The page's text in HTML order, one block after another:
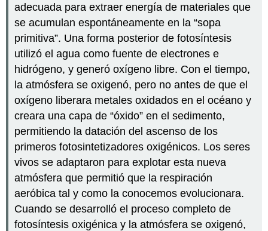
adecuada para extraer energía de materiales que
se acumulan espontáneamente en la “sopa
primitiva”. Una forma posterior de fotosíntesis
utilizó el agua como fuente de electrones e
hidrógeno, y generó oxígeno libre. Con el tiempo,
la atmósfera se oxigenó, pero no antes de que el
oxígeno liberara metales oxidados en el océano y
creara una capa de “óxido” en el sedimento,
permitiendo la datación del ascenso de los
primeros fotosintetizadores oxigénicos. Los seres
vivos se adaptaron para explotar esta nueva
atmósfera que permitió que la respiración
aeróbica tal y como la conocemos evolucionara.
Cuando se desarrolló el proceso completo de
fotosíntesis oxigénica y la atmósfera se oxigenó,